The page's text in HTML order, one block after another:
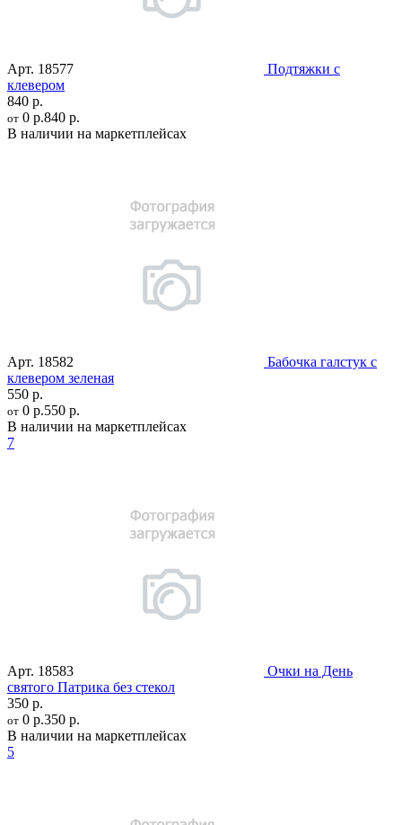
Арт. 18577
Подтяжки с
клевером
840 р.
от 0 р.840 р.
В наличии на маркетплейсах
Арт. 18582
Бабочка галстук с
клевером зеленая
550 р.
от 0 р.550 р.
В наличии на маркетплейсах
7
Арт. 18583
Очки на День
святого Патрика без стекол
350 р.
от 0 р.350 р.
В наличии на маркетплейсах
5